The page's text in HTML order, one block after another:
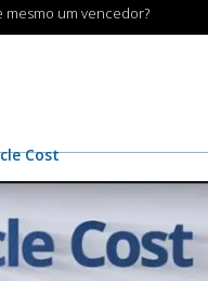
mesmo um vencedor?
Cost